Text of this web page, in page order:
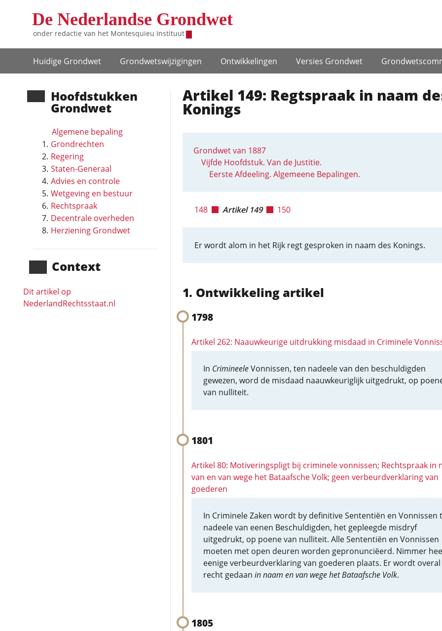
De Nederlandse Grondwet
onder redactie van het Montesquieu Instituut
Hoofdnavigatie
Huidige Grondwet Grondwets­wijzigingen Ontwikke­lingen Versies Grondwet
Hoofd­stukken
Grondwet
Algemene bepaling
Grondrechten
Regering
Staten-Generaal
Advies en controle
Wetgeving en bestuur
Rechtspraak
Decentrale overheden
Herziening Grondwet
Context
Dit artikel op
NederlandRechts­staat.nl
Artikel 149: Regtspraak in naam
Konings
Grondwet van 1887
Vijfde Hoofdstuk. Van de Justitie.
Eerste Afdeeling. Algemeene Bepalingen.
148 Artikel 149 150
Er wordt alom in het Rijk regt gesproken in naam des Konings.
Ontwikkeling artikel
1798
Artikel 262: Naauwkeurige uitdrukking misdaad in Criminele
In CrimineeleVonnissen, ten nadeele van den beschuldigden
gewezen, word de misdaad naauwkeuriglijk uitgedrukt, op
van nulliteit.
1801
Artikel 80: Motiveringspligt bij criminele vonnissen; Rechtspraak in
van en van wege het Bataafsche Volk; geen verbeurdverklaring van
goederen
In Criminele Zaken wordt by definitive Sententiën en Vonnissen
nadeele van eenen Beschuldigden, het gepleegde misdryf
uitgedrukt, op poene van nulliteit. Alle Sententiën en Vonnissen
moeten met open deuren worden gepronunciëerd. Nimmer
eenige verbeurdverklaring van goederen plaats. Er wordt overal
recht gedaan in naam en van wege het Bataafsche Volk.
1805